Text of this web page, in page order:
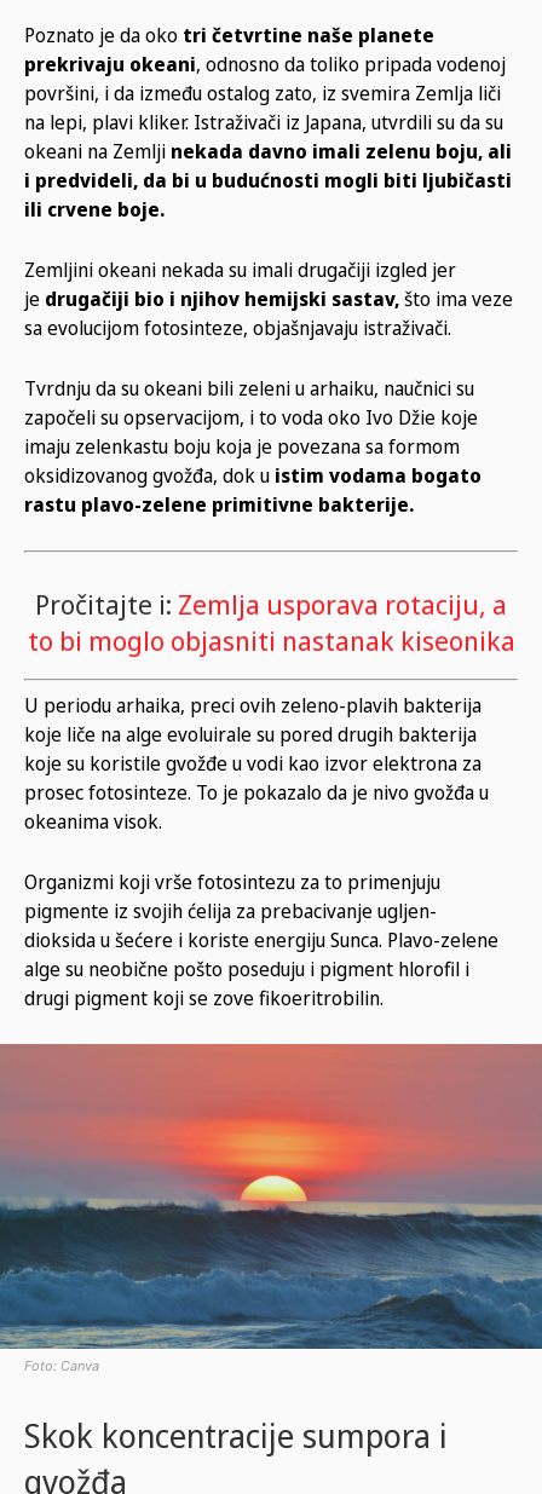
Poznato je da oko tri četvrtine naše planete
prekrivaju okeani, odnosno da toliko pripada vodenoj
površini, i da između ostalog zato, iz svemira Zemlja liči
na lepi, plavi kliker. Istraživači iz Japana, utvrdili su da su
okeani na Zemlji nekada davno imali zelenu boju, ali
i predvideli, da bi u budućnosti mogli biti ljubičasti
ili crvene boje.
Zemljini okeani nekada su imali drugačiji izgled jer
je drugačiji bio i njihov hemijski sastav,što ima veze
sa evolucijom fotosinteze, objašnjavaju istraživači.
Tvrdnju da su okeani bili zeleni u arhaiku, naučnici su
započeli su opservacijom, i to voda oko Ivo Džie koje
imaju zelenkastu boju koja je povezana sa formom
oksidizovanog gvožđa, dok u istim vodama bogato
rastu plavo-zelene primitivne bakterije.
Pročitajte i: Zemlja usporava rotaciju, a
to bi moglo objasniti nastanak kiseonika
U periodu arhaika, preci ovih zeleno-plavih bakterija
koje liče na alge evoluirale su pored drugih bakterija
koje su koristile gvožđe u vodi kao izvor elektrona za
prosec fotosinteze. To je pokazalo da je nivo gvožđa u
okeanima visok.
Organizmi koji vrše fotosintezu za to primenjuju
pigmente iz svojih ćelija za prebacivanje ugljen-
dioksida u šećere i koriste energiju Sunca. Plavo-zelene
alge su neobične pošto poseduju i pigment hlorofil i
drugi pigment koji se zove fikoeritrobilin.
Foto: Canva
Skok koncentracije sumpora i
gvožđa